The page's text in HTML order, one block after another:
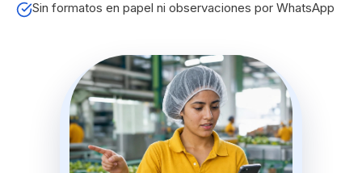
Sin formatos en papel ni observaciones por WhatsApp